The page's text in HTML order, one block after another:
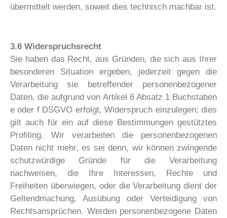
übermittelt werden, soweit dies technisch machbar ist.
3.6 Widerspruchsrecht
Sie haben das Recht, aus Gründen, die sich aus Ihrer
besonderen Situation ergeben, jederzeit gegen die
Verarbeitung sie betreffender personenbezogener
Daten, die aufgrund von Artikel 6 Absatz 1 Buchstaben
e oder f DSGVO erfolgt, Widerspruch einzulegen; dies
gilt auch für ein auf diese Bestimmungen gestütztes
Profiling. Wir verarbeiten die personenbezogenen
Daten nicht mehr, es sei denn, wir können zwingende
schutzwürdige Gründe für die Verarbeitung
nachweisen, die Ihre Interessen, Rechte und
Freiheiten überwiegen, oder die Verarbeitung dient der
Geltendmachung, Ausübung oder Verteidigung von
Rechtsansprüchen. Werden personenbezogene Daten